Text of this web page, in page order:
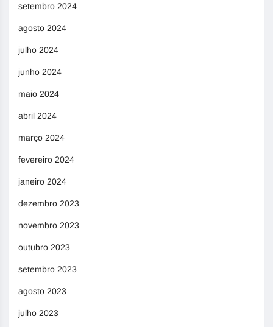
setembro 2024
agosto 2024
julho 2024
junho 2024
maio 2024
abril 2024
março 2024
fevereiro 2024
janeiro 2024
dezembro 2023
novembro 2023
outubro 2023
setembro 2023
agosto 2023
julho 2023